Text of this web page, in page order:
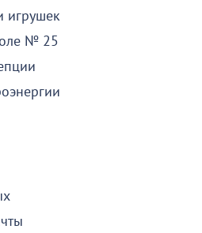
игрушек
№ 25